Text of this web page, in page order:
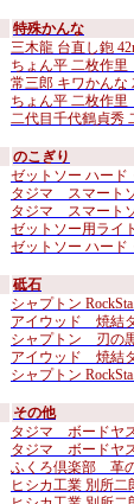
特殊かんな
三木龍 台直し鉋
ちょん平 二枚作里
常三郎 キワかんな
ちょん平 二枚作里
二代目千代鶴貞秀
のこぎり
ゼットソー ハード
タジマ スマート
タジマ スマート
ゼットソー用ライ
ゼットソー ハード
砥石
シャプトン
アイウッド 焼結
シャプトン 刃の
アイウッド 焼結
シャプトン
その他
タジマ ボードヤ
タジマ ボードヤ
ふくろ倶楽部 革
ヒシカ工業 別所二